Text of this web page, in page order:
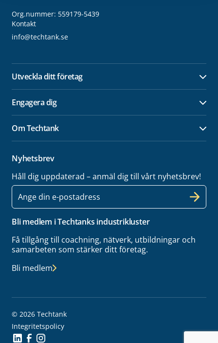
Org.nummer: 559179-5439
Kontakt
info@techtank.se
Utveckla ditt företag
Engagera dig
Om Techtank
Nyhetsbrev
Håll dig uppdaterad – anmäl dig till vårt nyhetsbrev!
E-
post
Bli medlem i Techtanks industrikluster
Få tillgång till coachning, nätverk, utbildningar och
samarbeten som stärker ditt företag.
Bli medlem
© 2026 Techtank
Integritetspolicy
Social Icon
Social Icon
Social Icon